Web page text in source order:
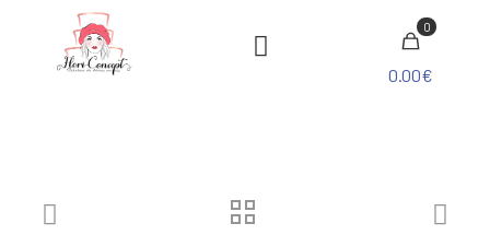
0
0.00€